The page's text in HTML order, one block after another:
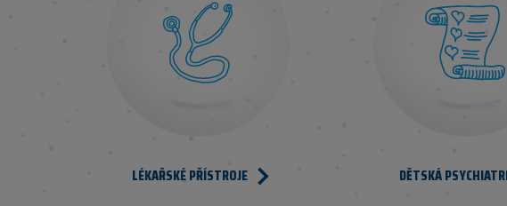
LÉKAŘSKÉ PŘÍSTROJE DĚTSKÁ